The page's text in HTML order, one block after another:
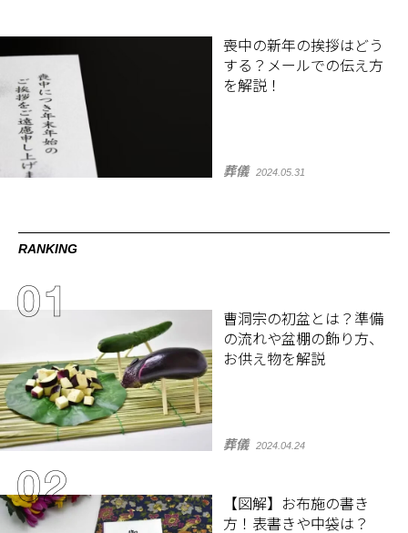
喪中の新年の挨拶はどう
する？メールでの伝え方
を解説！
葬儀 2024.05.31
RANKING
曹洞宗の初盆とは？準備
の流れや盆棚の飾り方、
お供え物を解説
葬儀 2024.04.24
【図解】お布施の書き
方！表書きや中袋は？